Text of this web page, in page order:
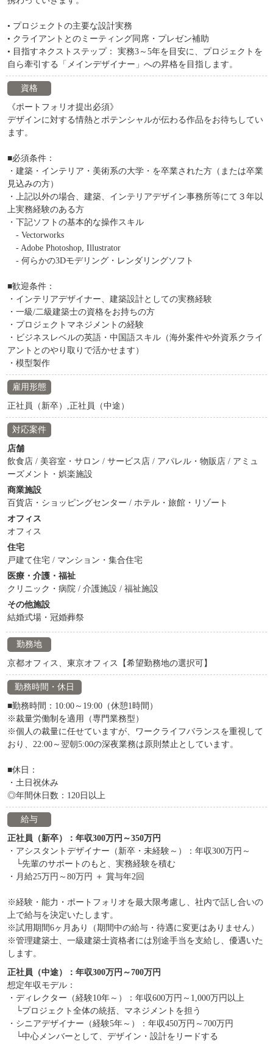
• プロジェクトの主要な設計実務
• クライアントとのミーティング同席・プレゼン補助
• 目指すネクストステップ： 実務3～5年を目安に、プロジェクトを
自ら牽引する「メインデザイナー」への昇格を目指します。
資格
《ポートフォリオ提出必須》
デザインに対する情熱とポテンシャルが伝わる作品をお待ちしてい
ます。
■必須条件：
・建築・インテリア・美術系の大学・を卒業された方（または卒業
見込みの方）
・上記以外の場合、建築、インテリアデザイン事務所等にて３年以
上実務経験のある方
・下記ソフトの基本的な操作スキル
- Vectorworks
- Adobe Photoshop, Illustrator
- 何らかの3Dモデリング・レンダリングソフト
■歓迎条件：
・インテリアデザイナー、建築設計としての実務経験
・一級/二級建築士の資格をお持ちの方
・プロジェクトマネジメントの経験
・ビジネスレベルの英語・中国語スキル（海外案件や外資系クライ
アントとのやり取りで活かせます）
・模型製作
雇用形態
正社員（新卒）,正社員（中途）
対応案件
店舗
飲食店 / 美容室・サロン / サービス店 / アパレル・物販店 / アミュ
ーズメント・娯楽施設
商業施設
百貨店・ショッピングセンター / ホテル・旅館・リゾート
オフィス
オフィス
住宅
戸建て住宅 / マンション・集合住宅
医療・介護・福祉
クリニック・病院 / 介護施設 / 福祉施設
その他施設
結婚式場・冠婚葬祭
勤務地
京都オフィス、東京オフィス【希望勤務地の選択可】
勤務時間・休日
■勤務時間：10:00～19:00（休憩1時間）
※裁量労働制を適用（専門業務型）
※個人の裁量に任せていますが、ワークライフバランスを重視して
おり、22:00～翌朝5:00の深夜業務は原則禁止としています。
■休日：
・土日祝休み
◎年間休日数：120日以上
給与
正社員（新卒）：年収300万円～350万円
・アシスタントデザイナー（新卒・未経験～）：年収300万円～
└先輩のサポートのもと、実務経験を積む
・月給25万円～80万円 ＋ 賞与年2回
※経験・能力・ポートフォリオを最大限考慮し、社内で話し合いの
上で給与を決定いたします。
※試用期間6ヶ月あり（期間中の給与・待遇に変更はありません）
※管理建築士、一級建築士資格者には別途手当を支給し、優遇いた
します。
正社員（中途）：年収300万円～700万円
想定年収モデル：
・ディレクター（経験10年～）：年収600万円～1,000万円以上
└プロジェクト全体の統括、マネジメントを担う
・シニアデザイナー（経験5年～）：年収450万円～700万円
└中心メンバーとして、デザイン・設計をリードする